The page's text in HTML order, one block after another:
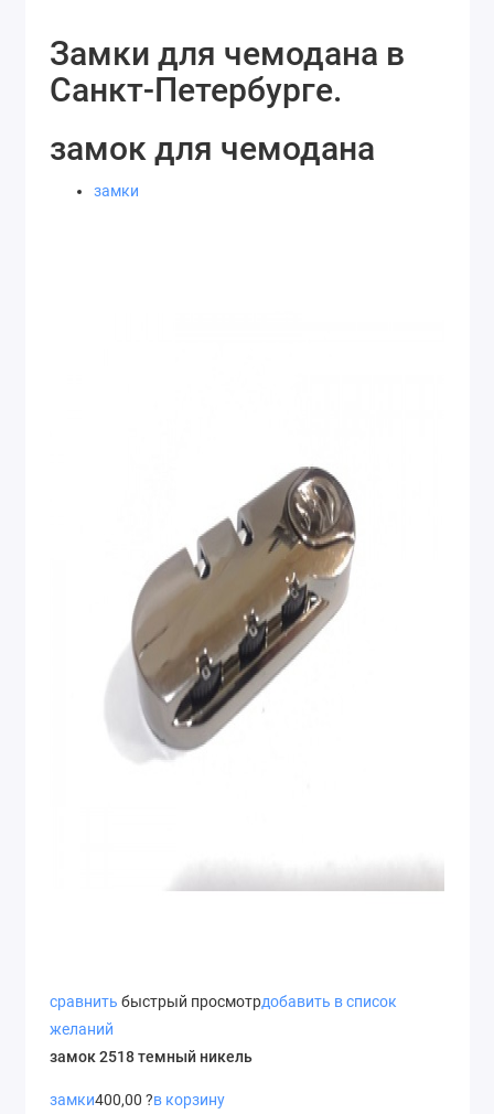
Замки для чемодана в
Санкт-Петербурге.
замок для чемодана
замки
сравнить быстрый просмотрдобавить в список
желаний
замок 2518 темный никель
замки400,00 ?в корзину